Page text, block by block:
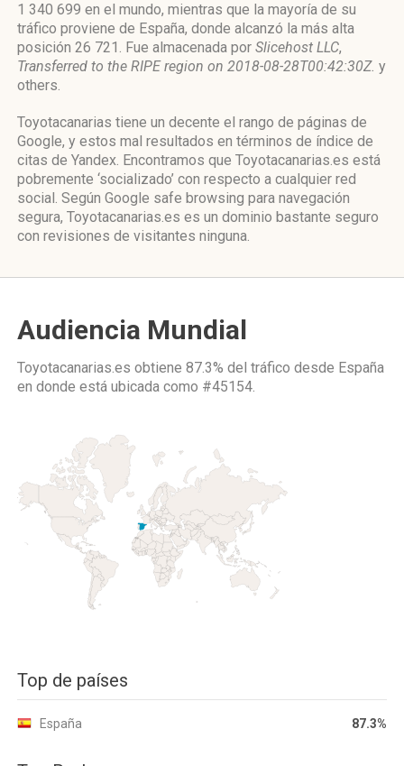
1 340 699 en el mundo, mientras que la mayoría de su
tráfico proviene de España, donde alcanzó la más alta
posición 26 721. Fue almacenada por Slicehost LLC,
Transferred to the RIPE region on 2018-08-28T00:42:30Z. y
others.
Toyotacanarias tiene un decente el rango de páginas de
Google, y estos mal resultados en términos de índice de
citas de Yandex. Encontramos que Toyotacanarias.es está
pobremente ‘socializado’ con respecto a cualquier red
social. Según Google safe browsing para navegación
segura, Toyotacanarias.es es un dominio bastante seguro
con revisiones de visitantes ninguna.
Audiencia Mundial
Toyotacanarias.es obtiene 87.3% del tráfico desde España
en donde está ubicada como #45154.
Top de países
España 87.3%